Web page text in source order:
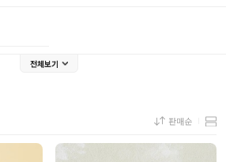
전체보기
판매순